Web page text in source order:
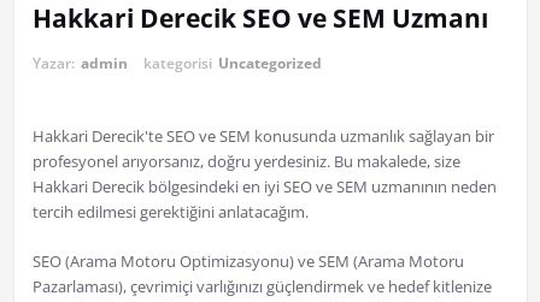
Hakkari Derecik SEO ve SEM Uzmanı
Yazar: admin kategorisi Uncategorized
Hakkari Derecik'te SEO ve SEM konusunda uzmanlık sağlayan bir
profesyonel arıyorsanız, doğru yerdesiniz. Bu makalede, size
Hakkari Derecik bölgesindeki en iyi SEO ve SEM uzmanının neden
tercih edilmesi gerektiğini anlatacağım.
SEO (Arama Motoru Optimizasyonu) ve SEM (Arama Motoru
Pazarlaması), çevrimiçi varlığınızı güçlendirmek ve hedef kitlenize